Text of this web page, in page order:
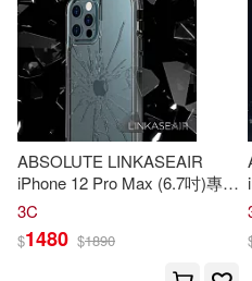
本書編寫組編(75)
365 Doodles(74)
Extreme(73)
江口連(73)
中國科學技術出版社(513)
科學技術文獻出版社(469)
上海科學技術出版社
ABSOLUTE LINKASEAIR
iPhone 12 Pro Max (6.7吋)專用
電子蝕刻技術防摔抗變色抗菌
Max專用
3C
$1480 $1890